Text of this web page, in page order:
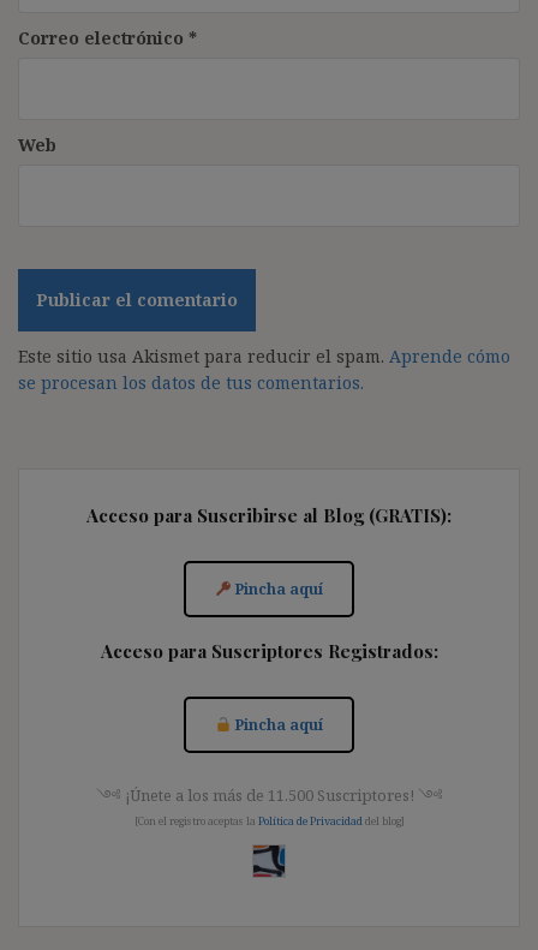
Correo electrónico *
Web
Este sitio usa Akismet para reducir el spam. Aprende cómo
se procesan los datos de tus comentarios.
Acceso para Suscribirse al Blog (GRATIS):
Pincha aquí
Acceso para Suscriptores Registrados:
Pincha aquí
༺ ¡Únete a los más de 11.500 Suscriptores! ༺
[Con el registro aceptas la Política de Privacidaddel blog]